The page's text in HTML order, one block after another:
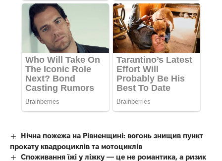
Нічна пожежа на Рівненщині: вогонь знищив пункт
прокату квадроциклів та мотоциклів
Споживання їжі у ліжку — це не романтика, а ризик